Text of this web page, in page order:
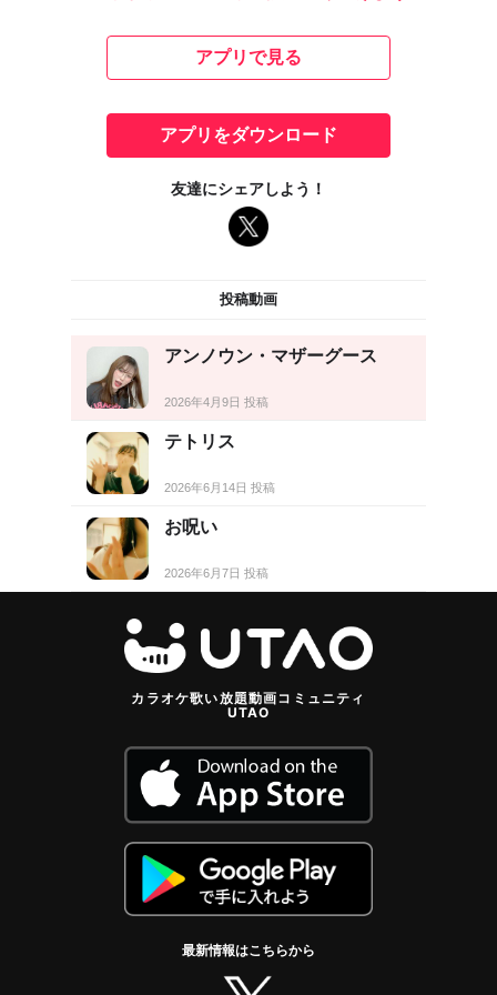
アプリで見る
アプリをダウンロード
友達にシェアしよう！
投稿動画
アンノウン・マザーグース
2026年4月9日 投稿
テトリス
2026年6月14日 投稿
お呪い
2026年6月7日 投稿
カラオケ歌い放題動画コミュニティ
UTAO
最新情報はこちらから